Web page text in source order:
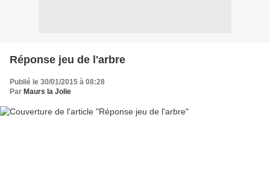
Réponse jeu de l'arbre
Publié le 30/01/2015 à 08:28
Par Maurs la Jolie